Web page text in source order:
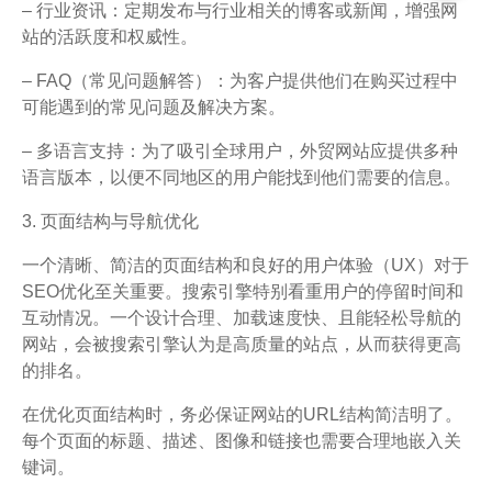
– 行业资讯：定期发布与行业相关的博客或新闻，增强网
站的活跃度和权威性。
– FAQ（常见问题解答）：为客户提供他们在购买过程中
可能遇到的常见问题及解决方案。
– 多语言支持：为了吸引全球用户，外贸网站应提供多种
语言版本，以便不同地区的用户能找到他们需要的信息。
3. 页面结构与导航优化
一个清晰、简洁的页面结构和良好的用户体验（UX）对于
SEO优化至关重要。搜索引擎特别看重用户的停留时间和
互动情况。一个设计合理、加载速度快、且能轻松导航的
网站，会被搜索引擎认为是高质量的站点，从而获得更高
的排名。
在优化页面结构时，务必保证网站的URL结构简洁明了。
每个页面的标题、描述、图像和链接也需要合理地嵌入关
键词。